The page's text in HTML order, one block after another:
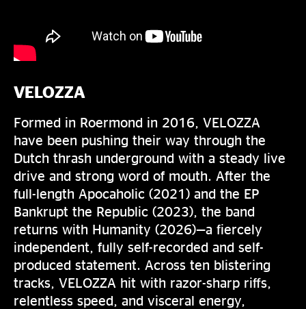
VELOZZA
Formed in Roermond in 2016, VELOZZA
have been pushing their way through the
Dutch thrash underground with a steady live
drive and strong word of mouth. After the
full-length Apocaholic (2021) and the EP
Bankrupt the Republic (2023), the band
returns with Humanity (2026)—a fiercely
independent, fully self-recorded and self-
produced statement. Across ten blistering
tracks, VELOZZA hit with razor-sharp riffs,
relentless speed, and visceral energy,